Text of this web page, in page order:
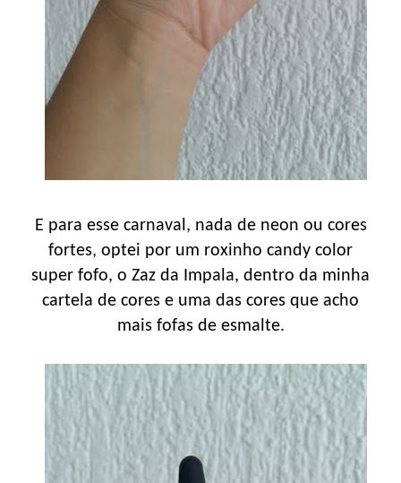
E para esse carnaval, nada de neon ou cores
fortes, optei por um roxinho candy color
super fofo, o Zaz da Impala, dentro da minha
cartela de cores e uma das cores que acho
mais fofas de esmalte.